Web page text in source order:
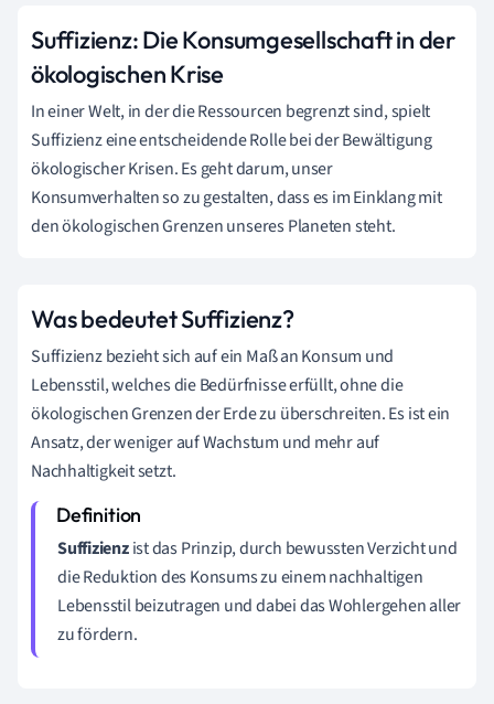
Suffizienz: Die Konsumgesellschaft in der
ökologischen Krise
In einer Welt, in der die Ressourcen begrenzt sind, spielt
Suffizienz eine entscheidende Rolle bei der Bewältigung
ökologischer Krisen. Es geht darum, unser
Konsumverhalten so zu gestalten, dass es im Einklang mit
den ökologischen Grenzen unseres Planeten steht.
Was bedeutet Suffizienz?
Suffizienz bezieht sich auf ein Maß an Konsum und
Lebensstil, welches die Bedürfnisse erfüllt, ohne die
ökologischen Grenzen der Erde zu überschreiten. Es ist ein
Ansatz, der weniger auf Wachstum und mehr auf
Nachhaltigkeit setzt.
Suffizienzist das Prinzip, durch bewussten Verzicht und
die Reduktion des Konsums zu einem nachhaltigen
Lebensstil beizutragen und dabei das Wohlergehen aller
zu fördern.